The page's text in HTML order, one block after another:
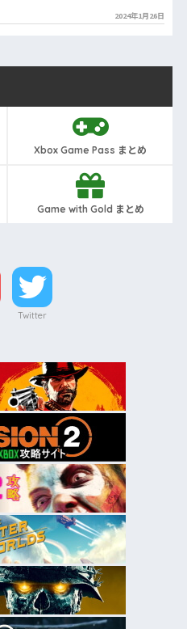
2024年1月26日
Xbox Game Pass まとめ
Game with Gold まとめ
Twitter